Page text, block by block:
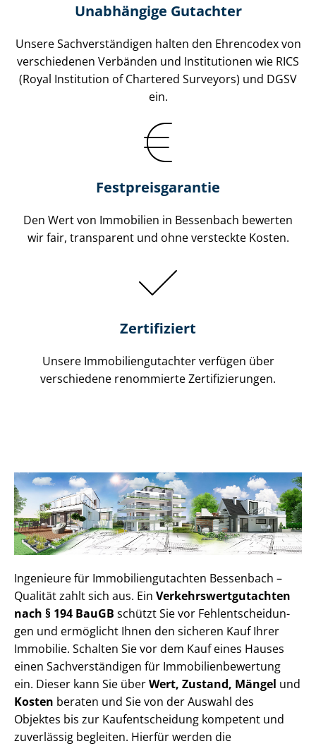
Unabhängige Gutachter
Unsere Sach­ver­stän­di­gen halten den Ehrencodex von
verschiedenen Verbänden und Institutionen wie RICS
(Royal Institution of Chartered Surveyors) und DGSV
ein.
Festpreis​garantie
Den Wert von Immobilien in Bessenbach bewerten
wir fair, transparent und ohne versteckte Kosten.
Zertifiziert
Unsere Immobilien­gutachter verfügen über
verschiedene renommierte Zer­ti­fi­zie­run­gen.
Ingenieure für Im­mo­bi­li­en­gut­ach­ten Bessenbach –
Qualität zahlt sich aus. Ein Ver­kehrs­wert­gut­ach­ten
nach § 194 BauGB schützt Sie vor Fehl­ent­schei­dun­
gen und ermöglicht Ihnen den sicheren Kauf Ihrer
Immobilie. Schalten Sie vor dem Kauf eines Hauses
einen Sach­ver­stän­di­gen für Im­mo­bi­li­en­be­wer­tung
ein. Dieser kann Sie überWert, Zustand, Mängel und
Kosten beraten und Sie von der Auswahl des
Objektes bis zur Kauf­ent­schei­dung kompetent und
zuverlässig begleiten. Hierfür werden die